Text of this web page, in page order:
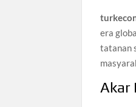
era
tatanan
Akar